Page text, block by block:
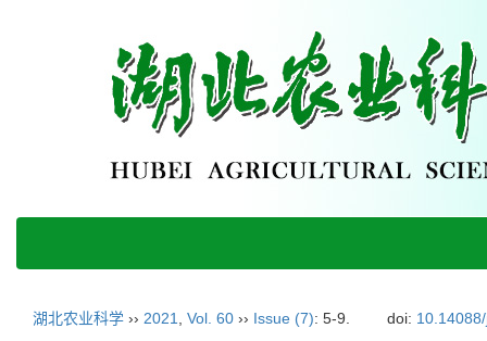
湖北农业科学 ›› 2021 Vol. 60 ›› Issue (7): 5-9. doi: